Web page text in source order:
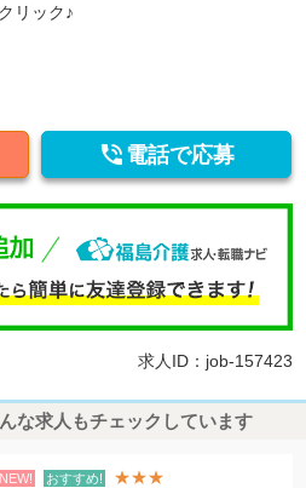
リック♪
 電話で応募
求人ID：job-157423
な求人もチェックしています
NEW! おすすめ! ★★★